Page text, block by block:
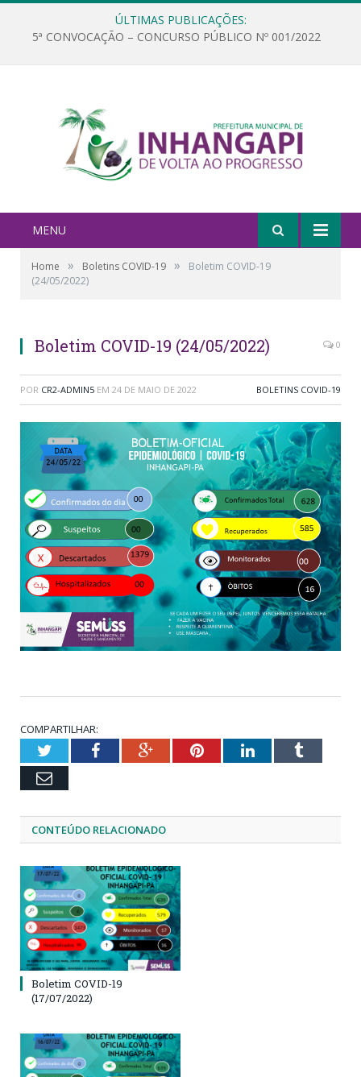
ÚLTIMAS PUBLICAÇÕES:
5ª CONVOCAÇÃO – CONCURSO PÚBLICO Nº 001/2022
MENU
Home » Boletins COVID-19 »
Boletim COVID-19
(24/05/2022)
Boletim COVID-19 (24/05/2022) 0
POR CR2-ADMIN5 EM 24 DE MAIO DE 2022 BOLETINS COVID-19
COMPARTILHAR:
TwitterFacebookGoogle+PinterestLinkedInTumblr
Email
CONTEÚDO RELACIONADO
Boletim COVID-19
(17/07/2022)